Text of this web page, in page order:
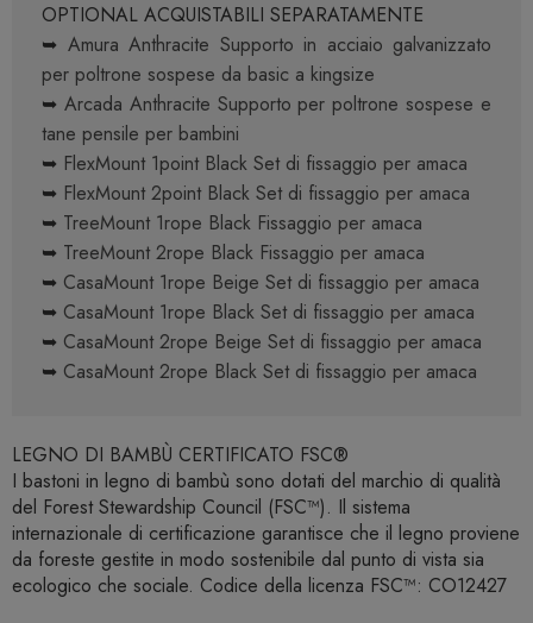
OPTIONAL ACQUISTABILI SEPARATAMENTE
➥ Amura Anthracite Supporto in acciaio galvanizzato
per poltrone sospese da basic a kingsize
➥ Arcada Anthracite Supporto per poltrone sospese e
tane pensile per bambini
➥ FlexMount 1point Black Set di fissaggio per amaca
➥ FlexMount 2point Black Set di fissaggio per amaca
➥ TreeMount 1rope Black Fissaggio per amaca
➥ TreeMount 2rope Black Fissaggio per amaca
➥ CasaMount 1rope Beige Set di fissaggio per amaca
➥ CasaMount 1rope Black Set di fissaggio per amaca
➥ CasaMount 2rope Beige Set di fissaggio per amaca
➥ CasaMount 2rope Black Set di fissaggio per amaca
LEGNO DI BAMBÙ CERTIFICATO FSC®
I bastoni in legno di bambù sono dotati del marchio di qualità
del Forest Stewardship Council (FSC™). Il sistema
internazionale di certificazione garantisce che il legno proviene
da foreste gestite in modo sostenibile dal punto di vista sia
ecologico che sociale. Codice della licenza FSC™: CO12427